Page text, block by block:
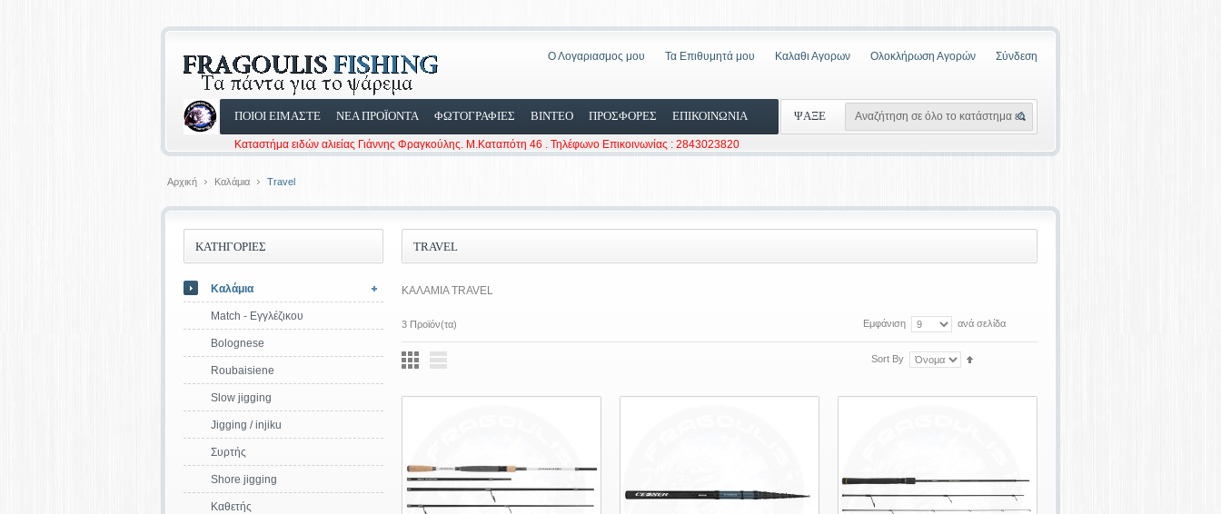
Ο Λογαριασμος μου Τα Επιθυμητά μου Καλαθι Αγορων Ολοκλήρωση Αγορών Σύνδεση
ΨΑΞΕ
ΠΟΙΟΙ ΕΙΜΑΣΤΕ ΝΕΑ ΠΡΟΪΟΝΤΑ ΦΩΤΟΓΡΑΦΙΕΣ ΒΙΝΤΕΟ ΠΡΟΣΦΟΡΕΣ ΕΠΙΚΟΙΝΩΝΙΑ
Καταστήμα ειδών αλιείας Γιάννης Φραγκούλης. Μ.Καταπότη 46 . Τηλέφωνο Επικοινωνίας : 2843023820
Αρχική Καλάμια Travel
TRAVEL
ΚΑΛΑΜΙΑ TRAVEL
3 Προϊόν(τα) Εμφάνιση ανά σελίδα
Sort By
ΚΑΤΗΓΟΡΙΕΣ
Καλάμια
Match - Εγγλέζικου
Bolognese
Roubaisiene
Slow jigging
Jigging / injiku
Συρτής
Shore jigging
Καθετής